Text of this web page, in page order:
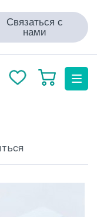
Связаться с
нами